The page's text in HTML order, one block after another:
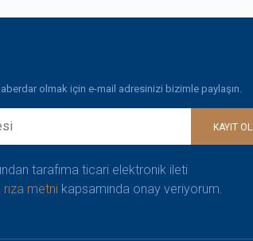
olmak için e-mail adresinizi bizimle paylaşın.
KAYIT OL
tarafıma ticari elektronik ileti
rıza metni kapsamında onay veriyorum.